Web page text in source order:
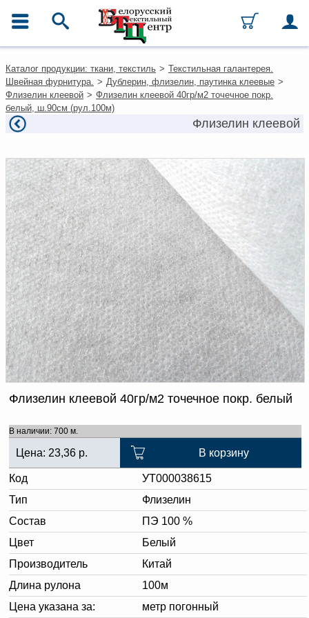
Каталог
Ткани
Домашний текстиль
Одежда
Ковры
гостиниц
Текстильная галантерея и
фурнитура
Условия работы
Оплата и доставка
Как оформить заказ
Вакансии
Как нас найти
Написать нам
Доверенность на
получение груза
Документы по работе с
персональными данными
Письмо руководителю
Вопросы и ответы
Новости | Статьи
Каталог продукции: ткани, текстиль > Текстильная галантерея.
Швейная фурнитура. > Дублерин, флизелин, паутинка клеевые >
Флизелин клеевой > Флизелин клеевой 40гр/м2 точечное покр.
белый, ш.90см (рул.100м)
Флизелин клеевой
Флизелин клеевой 40гр/м2 точечное покр. белый
В наличии: 700 м.
Цена: 23,36 р. В корзину
Код
УТ000038615
Тип
Флизелин
Состав
ПЭ 100 %
Цвет
Белый
Производитель
Китай
Длина рулона
100м
Цена указана за:
метр погонный
Добавить